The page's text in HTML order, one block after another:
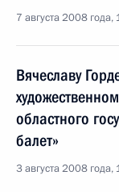
7 августа 2008
Вячеславу
областного
балет»
3 августа 2008 года,